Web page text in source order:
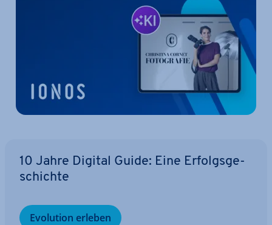
10 Jahre Digital Guide: Eine Er­folgs­ge­
schich­te
Evolution erleben